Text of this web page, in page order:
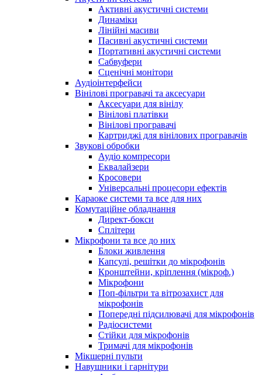
Активні акустичні системи
Динаміки
Лінійні масиви
Пасивні акустичні системи
Портативні акустичні системи
Сабвуфери
Сценічні монітори
Аудіоінтерфейси
Вінілові програвачі та аксесуари
Аксесуари для вінілу
Вінілові платівки
Вінілові програвачі
Картриджі для вінілових програвачів
Звукові обробки
Аудіо компресори
Еквалайзери
Кросовери
Універсальні процесори ефектів
Караоке системи та все для них
Комутаційне обладнання
Директ-бокси
Сплітери
Мікрофони та все до них
Блоки живлення
Капсулі, решітки до мікрофонів
Кронштейни, кріплення (мікроф.)
Мікрофони
Поп-фільтри та вітрозахист для
мікрофонів
Попередні підсилювачі для мікрофонів
Радіосистеми
Стійки для мікрофонів
Тримачі для мікрофонів
Мікшерні пульти
Навушники і гарнітури